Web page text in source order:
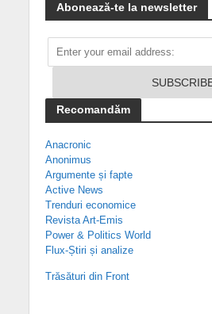
Abonează-te la newsletter
Recomandăm
Anacronic
Anonimus
Argumente și fapte
Active News
Trenduri economice
Revista Art-Emis
Power & Politics World
Flux-Știri și analize
Trăsături din Front